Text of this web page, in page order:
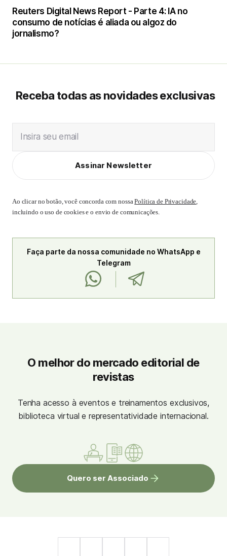
Reuters Digital News Report - Parte 4: IA no
consumo de notícias é aliada ou algoz do
jornalismo?
Receba todas as novidades exclusivas
Insira seu email
Assinar Newsletter
Ao clicar no botão, você concorda com nossaPolítica de Privacidade,
incluindo o uso de cookies e o envio de comunicações.
Faça parte da nossa comunidade no WhatsApp e
Telegram
O melhor do mercado editorial de
revistas
Tenha acesso à eventos e treinamentos exclusivos,
biblioteca virtual e representatividade internacional.
Quero ser Associado